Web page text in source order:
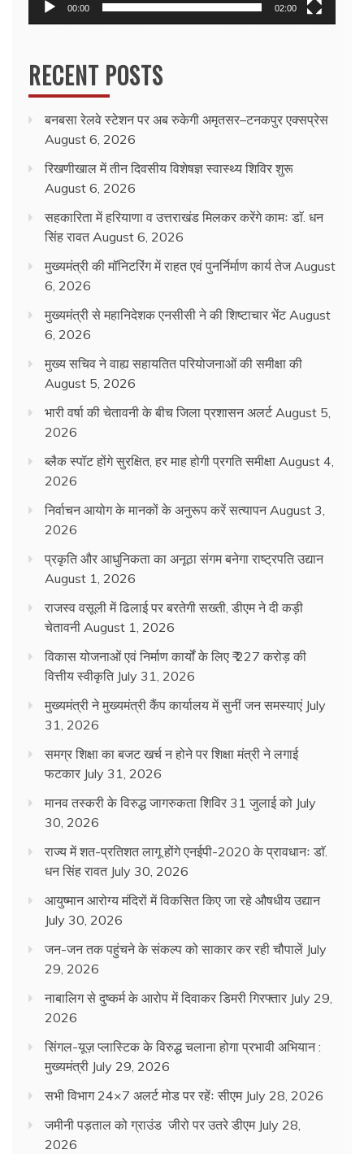
00:00 02:00
RECENT POSTS
बनबसा रेलवे स्टेशन पर अब रुकेगी अमृतसर–टनकपुर एक्सप्रेस
August 6, 2026
रिखणीखाल में तीन दिवसीय विशेषज्ञ स्वास्थ्य शिविर शुरू
August 6, 2026
सहकारिता में हरियाणा व उत्तराखंड मिलकर करेंगे कामः डाॅ. धन
सिंह रावत August 6, 2026
मुख्यमंत्री की मॉनिटरिंग में राहत एवं पुनर्निर्माण कार्य तेज August
6, 2026
मुख्यमंत्री से महानिदेशक एनसीसी ने की शिष्टाचार भेंट August
6, 2026
मुख्य सचिव ने वाह्य सहायतित परियोजनाओं की समीक्षा की
August 5, 2026
भारी वर्षा की चेतावनी के बीच जिला प्रशासन अलर्ट August 5,
2026
ब्लैक स्पॉट होंगे सुरक्षित, हर माह होगी प्रगति समीक्षा August 4,
2026
निर्वाचन आयोग के मानकों के अनुरूप करें सत्यापन August 3,
2026
प्रकृति और आधुनिकता का अनूठा संगम बनेगा राष्ट्रपति उद्यान
August 1, 2026
राजस्व वसूली में ढिलाई पर बरतेगी सख्ती, डीएम ने दी कड़ी
चेतावनी August 1, 2026
विकास योजनाओं एवं निर्माण कार्यों के लिए ₹ 227 करोड़ की
वित्तीय स्वीकृति July 31, 2026
मुख्यमंत्री ने मुख्यमंत्री कैंप कार्यालय में सुनीं जन समस्याएं July
31, 2026
समग्र शिक्षा का बजट खर्च न होने पर शिक्षा मंत्री ने लगाई
फटकार July 31, 2026
मानव तस्करी के विरुद्ध जागरुकता शिविर 31 जुलाई को July
30, 2026
राज्य में शत-प्रतिशत लागू होंगे एनईपी-2020 के प्रावधानः डाॅ.
धन सिंह रावत July 30, 2026
आयुष्मान आरोग्य मंदिरों में विकसित किए जा रहे औषधीय उद्यान
July 30, 2026
जन-जन तक पहुंचने के संकल्प को साकार कर रही चौपालें July
29, 2026
नाबालिग से दुष्कर्म के आरोप में दिवाकर डिमरी गिरफ्तार July 29,
2026
सिंगल-यूज़ प्लास्टिक के विरुद्ध चलाना होगा प्रभावी अभियान :
मुख्यमंत्री July 29, 2026
सभी विभाग 24×7 अलर्ट मोड पर रहेंः सीएम July 28, 2026
जमीनी पड़ताल को ग्राउंड जीरो पर उतरे डीएम July 28,
2026